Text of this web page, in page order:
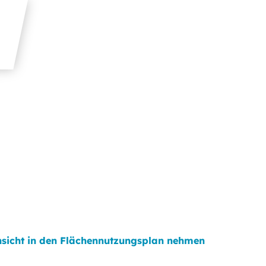
in den Flächennutzungsplan nehmen